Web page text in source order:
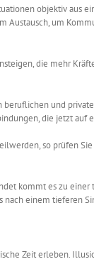
objektiv aus
Austausch, um
die mehr
beruflichen und
die jetzt auf
so prüfen Sie
kommt es zu
einem tieferen
Zeit erleben.